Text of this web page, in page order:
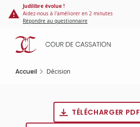
Panneau de gestion des cookies
contenu
principal
Judilibre évolue !
Aidez-nous à l'améliorer en 2 minutes
Répondre au questionnaire
Accueil Décision
TÉLÉCHARGER PDF